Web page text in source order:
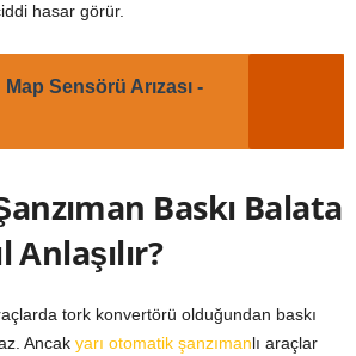
hasar görür.
Map Sensörü Arızası -
Baskı Balata
Anlaşılır?
tork konvertörü olduğundan baskı
Ancak yarı otomatik şanzımanlı araçlar